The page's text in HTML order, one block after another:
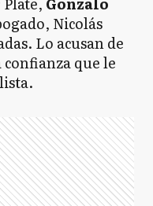
Nicolás
Lo acusan de
que le